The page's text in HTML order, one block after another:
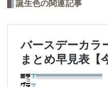
誕生色の関連記事